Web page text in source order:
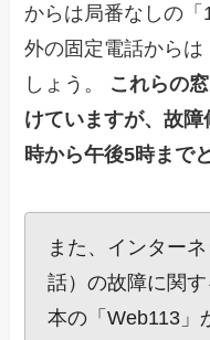
からは局番なしの
外の固定電話からは
しょう。 これらの
けていますが、故
時から午後5時まで
また、インター
話）の故障に関
本の「Web113」